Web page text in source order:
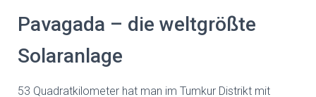
Pavagada – die weltgrößte
Solaranlage
53 Quadratkilometer hat man im Tumkur Distrikt mit